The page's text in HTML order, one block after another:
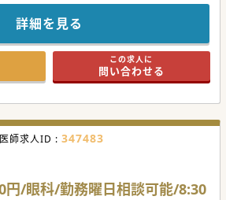
、それぞれ的確な検査・治療を行うた
力を身につけることができます。
も積極的に参加できます。
割を担っている病院でもあり、一緒に
を募集しています。
詳細を見る
この求人に
問い合わせる
医師求人ID : 347483
円/眼科/勤務曜日相談可能/8:30